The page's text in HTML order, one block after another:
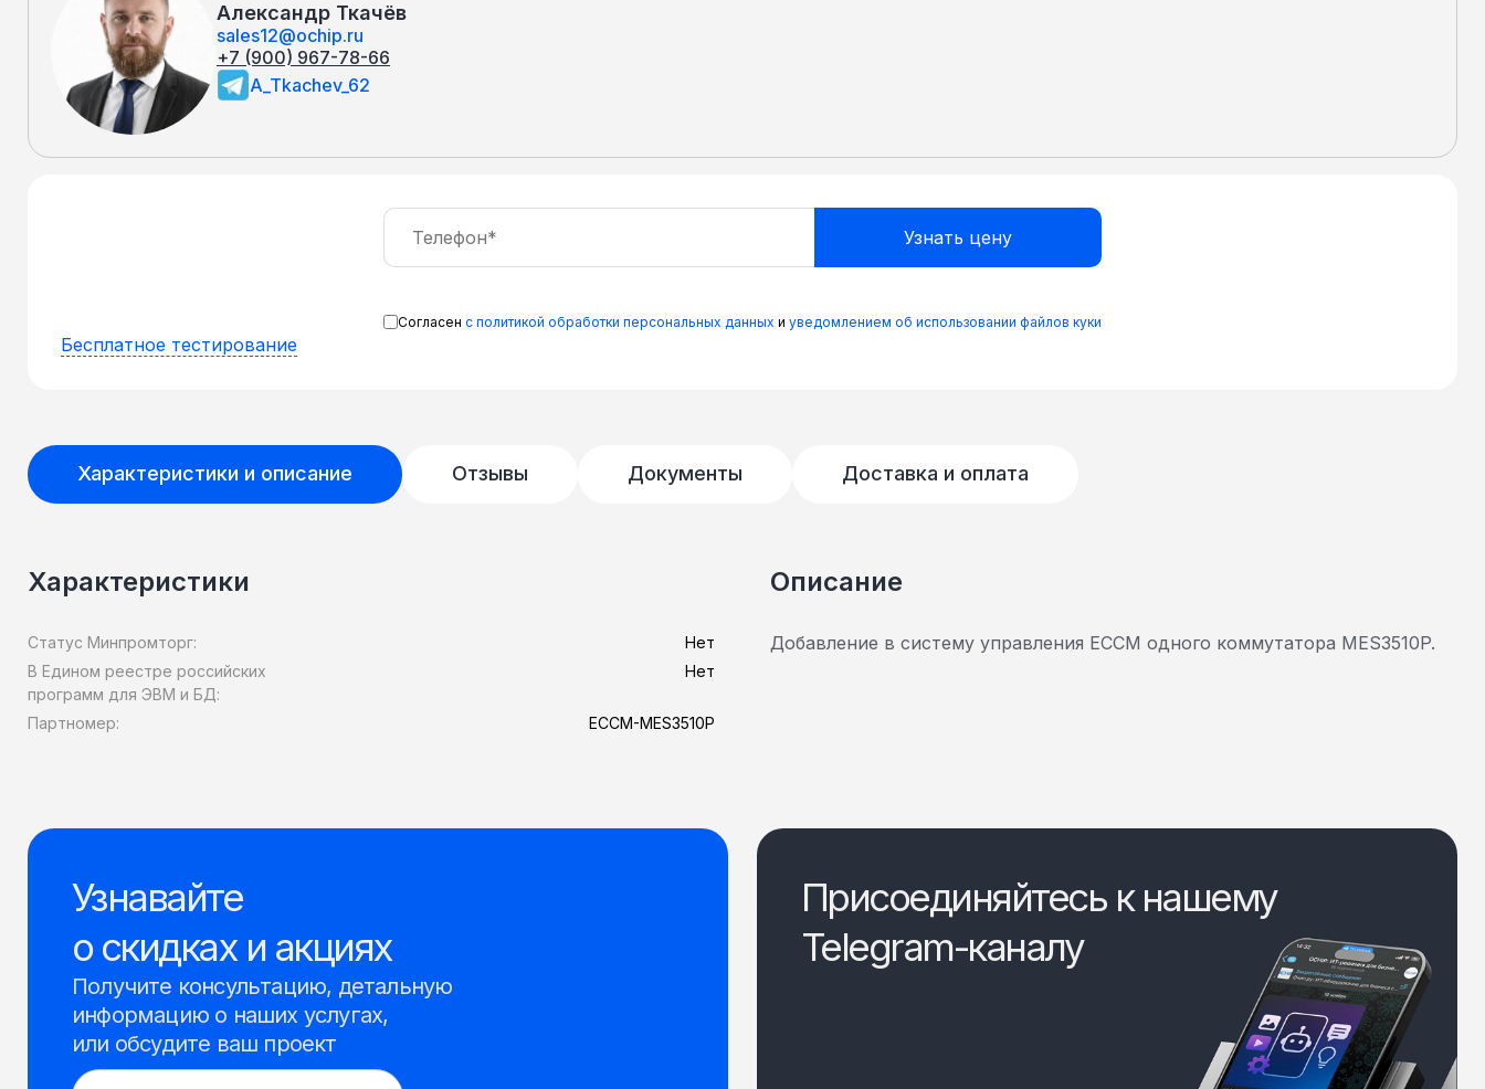
Александр Ткачёв
sales12@ochip.ru
+7 (900) 967-78-66
A_Tkachev_62
Согласен с политикой обработки персональных данных и уведомлением об использовании файлов куки
Бесплатное тестирование
Характеристики и описание Отзывы Документы Доставка и оплата
Характеристики
Статус Минпромторг:
Нет
В Едином реестре российских
программ для ЭВМ и БД:
Нет
Партномер: ECCM-MES3510P
Описание
Добавление в систему управления ECCM одного коммутатора MES3510P.
Узнавайте
о скидках и акциях
Получите консультацию, детальную
информацию о наших услугах,
или обсудите ваш проект
Присоединяйтесь к нашему
Telegram-каналу